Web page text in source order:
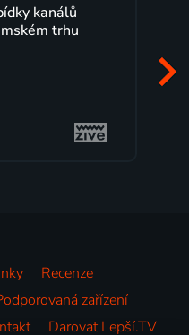
začátek
mi
Recenze
zařízení
Darovat Lepší.TV